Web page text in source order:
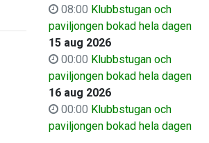
08:00 Klubbstugan och
paviljongen bokad hela dagen
15 aug 2026
00:00 Klubbstugan och
paviljongen bokad hela dagen
16 aug 2026
00:00 Klubbstugan och
paviljongen bokad hela dagen